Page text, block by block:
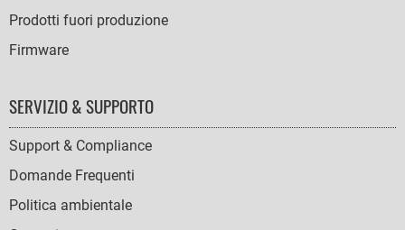
Prodotti fuori produzione
Firmware
SERVIZIO & SUPPORTO
Support & Compliance
Domande Frequenti
Politica ambientale